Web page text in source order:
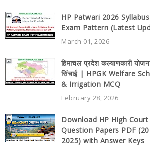
HP Patwari 2026
Exam Pattern (Latest
March 01, 2026
हिमाचल प्रदेश कल्याणकारी
सिंचाई | HPGK Welfare
& Irrigation MCQ
February 28, 2026
Download HP High Court
Question Papers PDF
2025) with Answer Keys